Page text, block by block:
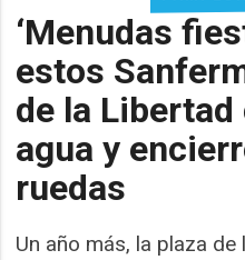
‘Menudas
estos
de la
agua y
ruedas
Un año más, la plaza